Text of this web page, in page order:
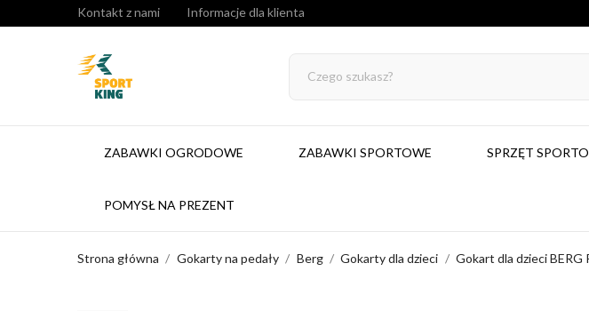
Kontakt z nami Informacje dla klienta
ZABAWKI OGRODOWE ZABAWKI SPORTOWE SPRZĘT
POMYSŁ NA PREZENT
Strona główna Gokarty na pedały Berg Gokarty dla dzieci Gokart dla dzieci BERG